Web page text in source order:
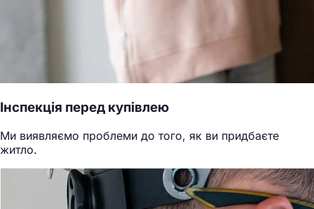
Інспекція перед купівлею
Ми виявляємо проблеми до того, як ви придбаєте
житло.